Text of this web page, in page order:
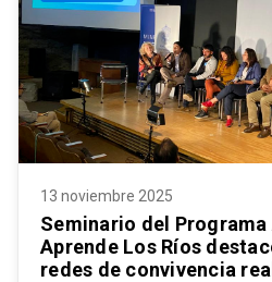
13 noviembre 2025
Seminario del Programa
Aprende Los Ríos
redes de convivencia